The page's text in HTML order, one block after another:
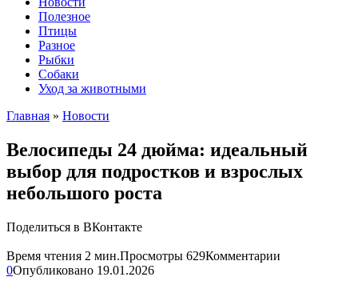
Полезное
Птицы
Разное
Рыбки
Собаки
Уход за животными
Главная » Новости
Велосипеды 24 дюйма: идеальный
выбор для подростков и взрослых
небольшого роста
Поделиться в ВКонтакте
Время чтения 2 мин.Просмотры 629Комментарии
0Опубликовано 19.01.2026